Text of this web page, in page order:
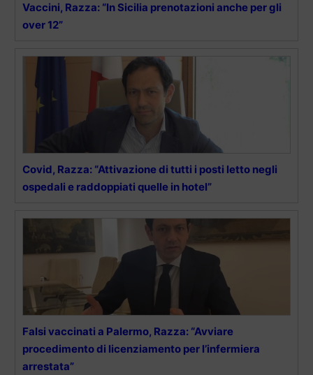
Vaccini, Razza: “In Sicilia prenotazioni anche per gli
over 12”
Covid, Razza: “Attivazione di tutti i posti letto negli
ospedali e raddoppiati quelle in hotel”
Falsi vaccinati a Palermo, Razza: “Avviare
procedimento di licenziamento per l’infermiera
arrestata”